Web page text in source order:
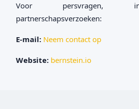
Voor persvragen,
partnerschapsverzoeken:
E-mail: Neem contact op
Website: bernstein.io